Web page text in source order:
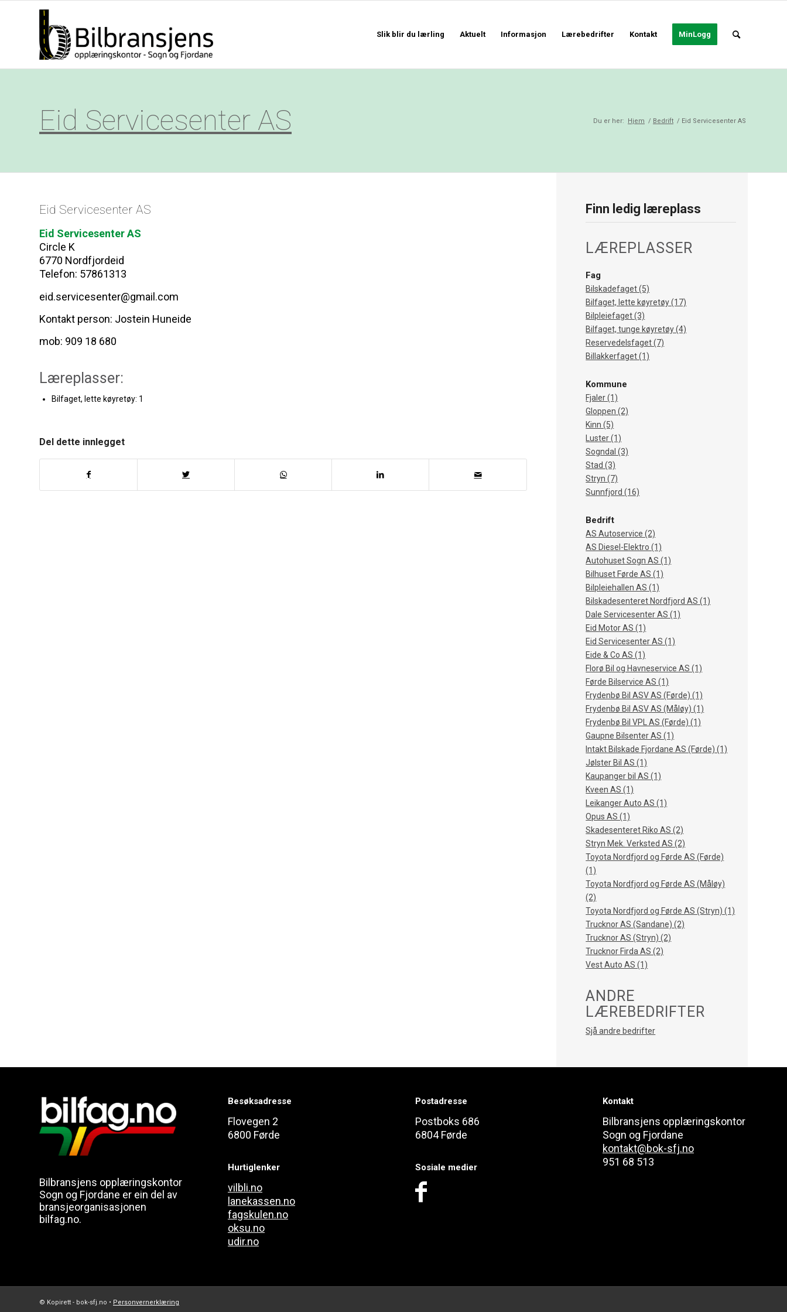
Slik blir du lærling Aktuelt Informasjon Lærebedrifter Kontakt MinLogg
Eid Servicesenter AS Du er her: Hjem / Bedrift / Eid Servicesenter AS
Eid Servicesenter AS
Eid Servicesenter AS
Circle K
6770 Nordfjordeid
Telefon: 57861313
eid.servicesenter@gmail.com
Kontakt person: Jostein Huneide
mob: 909 18 680
Læreplasser:
Bilfaget, lette køyretøy: 1
Del dette innlegget
Finn ledig læreplass
LÆREPLASSER
Fag
Bilskadefaget (5)
Bilfaget, lette køyretøy (17)
Bilpleiefaget (3)
Bilfaget, tunge køyretøy (4)
Reservedelsfaget (7)
Billakkerfaget (1)
Kommune
Fjaler (1)
Gloppen (2)
Kinn (5)
Luster (1)
Sogndal (3)
Stad (3)
Stryn (7)
Sunnfjord (16)
Bedrift
AS Autoservice (2)
AS Diesel-Elektro (1)
Autohuset Sogn AS (1)
Bilhuset Førde AS (1)
Bilpleiehallen AS (1)
Bilskadesenteret Nordfjord AS (1)
Dale Servicesenter AS (1)
Eid Motor AS (1)
Eid Servicesenter AS (1)
Eide & Co AS (1)
Florø Bil og Havneservice AS (1)
Førde Bilservice AS (1)
Frydenbø Bil ASV AS (Førde) (1)
Frydenbø Bil ASV AS (Måløy) (1)
Frydenbø Bil VPL AS (Førde) (1)
Gaupne Bilsenter AS (1)
Intakt Bilskade Fjordane AS (Førde) (1)
Jølster Bil AS (1)
Kaupanger bil AS (1)
Kveen AS (1)
Leikanger Auto AS (1)
Opus AS (1)
Skadesenteret Riko AS (2)
Stryn Mek. Verksted AS (2)
Toyota Nordfjord og Førde AS (Førde)
(1)
Toyota Nordfjord og Førde AS (Måløy)
(2)
Toyota Nordfjord og Førde AS (Stryn) (1)
Trucknor AS (Sandane) (2)
Trucknor AS (Stryn) (2)
Trucknor Firda AS (2)
Vest Auto AS (1)
ANDRE
LÆREBEDRIFTER
Sjå andre bedrifter
Bilbransjens opplæringskontor
Sogn og Fjordane er ein del av
bransjeorganisasjonen
bilfag.no.
Besøksadresse
Flovegen 2
6800 Førde
Hurtiglenker
vilbli.no
lanekassen.no
fagskulen.no
oksu.no
udir.no
Postadresse
Postboks 686
6804 Førde
Sosiale medier
Kontakt
Bilbransjens opplæringskontor
Sogn og Fjordane
kontakt@bok-sfj.no
951 68 513
© Kopirett - bok-sfj.no • Personvernerklæring